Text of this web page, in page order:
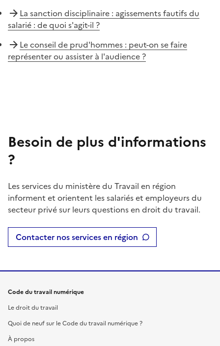
La sanction disciplinaire : agissements fautifs du
salarié : de quoi s'agit-il ?
Le conseil de prud'hommes : peut-on se faire
représenter ou assister à l'audience ?
Besoin de plus d'informations
?
Les services du ministère du Travail en région
informent et orientent les salariés et employeurs du
secteur privé sur leurs questions en droit du travail.
Contacter nos services en région
Code du travail numérique
Le droit du travail
Quoi de neuf sur le Code du travail numérique ?
À propos